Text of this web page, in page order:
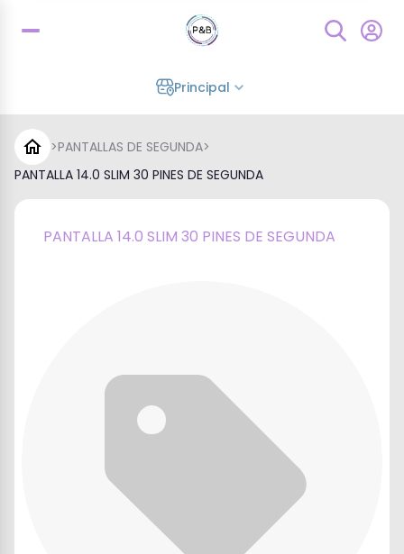
Principal
>PANTALLAS DE SEGUNDA>
PANTALLA 14.0 SLIM 30 PINES DE SEGUNDA
PANTALLA 14.0 SLIM 30 PINES DE SEGUNDA